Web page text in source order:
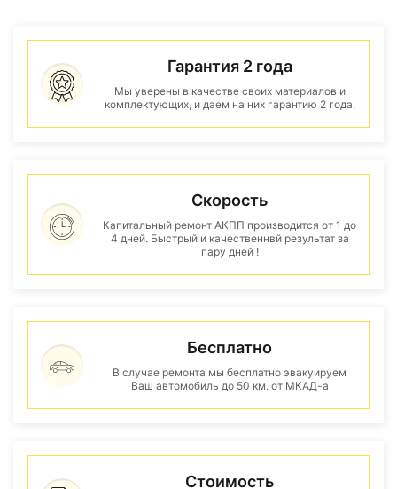
Гарантия 2 года
Мы уверены в качестве своих материалов и
комплектующих, и даем на них гарантию 2 года.
Скорость
Капитальный ремонт АКПП производится от 1 до
4 дней. Быстрый и качественнвй результат за
пару дней !
Бесплатно
В случае ремонта мы бесплатно эвакуируем
Ваш автомобиль до 50 км. от МКАД-а
Стоимость